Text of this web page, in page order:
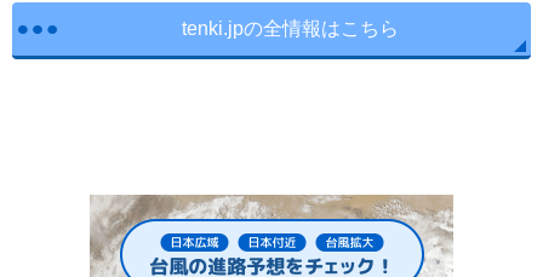
tenki.jpの全情報はこちら